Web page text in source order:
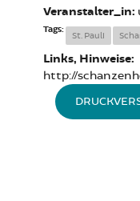
Veranstalter_in:
Tags:
St. Pauli
Links, Hinweise:
http://